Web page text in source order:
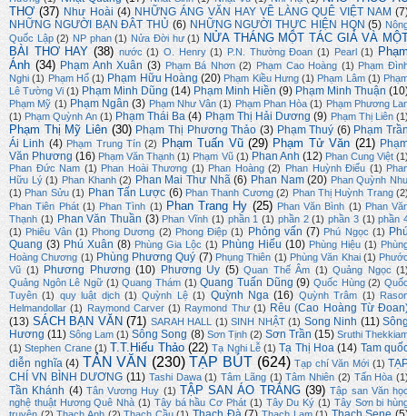
THƠ (37) Như Hoài (4) NHỮNG ÁNG VĂN HAY VỀ LÀNG QUÊ VIỆT NAM
NHỮNG NGƯỜI BẠN ĐÂT THỦ (6) NHỮNG NGƯỜI THỰC HIỆN HQN (5)
Quốc Lập (2) NP phan (1) Nửa Đời hư (1) NỬA THÁNG MỘT TÁC GIẢ VÀ
BÀI THƠ HAY (38) nước (1) O. Henry (1) P.N. Thường Đoan (1) Pearl (1)
Ánh (34) Phạm Anh Xuân (3) Phạm Bá Nhơn (2) Phạm Cao Hoàng (1) Phạm
Nghi (1) Phạm Hổ (1) Phạm Hữu Hoàng (20) Phạm Kiều Hưng (1) Phạm Lâm (1)
Lê Tường Vi (1) Phạm Minh Dũng (14) Phạm Minh Hiền (9) Phạm Minh Thuận
Phạm Mỹ (1) Phạm Ngân (3) Phạm Như Vân (1) Phạm Phan Hòa (1) Phạm Phương
(1) Phạm Quỳnh An (1) Phạm Thái Ba (4) Phạm Thị Hải Dương (9) Phạm Thị Liên
Phạm Thị Mỹ Liên (30) Phạm Thị Phương Thảo (3) Phạm Thuý (6) Phạm
Ái Linh (4) Phạm Trung Tín (2) Phạm Tuấn Vũ (29) Phạm Tử Văn (21)
Văn Phương (16) Phạm Văn Thạnh (1) Phạm Vũ (1) Phan Anh (12) Phan Cung Việt
Phan Đức Nam (1) Phan Hoài Thương (1) Phan Hoàng (2) Phan Huỳnh Điểu (1)
Hữu Lý (1) Phan Khanh (2) Phan Mai Thư Nhã (6) Phan Nam (20) Phan Quỳnh
(1) Phan Sửu (1) Phan Tấn Lược (6) Phan Thanh Cương (2) Phan Thị Huỳnh Trang
Phan Tiên Phát (1) Phan Tình (1) Phan Trang Hy (25) Phan Văn Bình (1) Phan
Thạnh (1) Phan Văn Thuần (3) Phan Vĩnh (1) phần 1 (1) phần 2 (1) phần 3 (1) phần
(1) Phiêu Vân (1) Phong Dương (2) Phong Điệp (1) Phỏng vấn (7) Phú Ngọc (1)
Quang (3) Phú Xuân (8) Phùng Gia Lộc (1) Phùng Hiếu (10) Phùng Hiệu (1)
Hoàng Chương (1) Phùng Phương Quý (7) Phụng Thiên (1) Phùng Văn Khai (1)
Vũ (1) Phương Phương (10) Phương Uy (5) Quan Thế Âm (1) Quảng Ngọc
Quảng Ngôn Lê Ngữ (1) Quang Thám (1) Quang Tuấn Dũng (9) Quốc Hùng (2)
Tuyên (1) quy luật dịch (1) Quỳnh Lệ (1) Quỳnh Nga (16) Quỳnh Trâm (1)
Helmandollar (1) Raymond Carver (1) Raymond Thư (1) Rêu (Cao Hoàng Từ
(13) SÁCH BẠN VĂN (71) SARAH HALL (1) SINH NHẬT (1) Song Ninh (11)
Hương (11) Sông Lam (1) Sông Song (8) Sơn Tịnh (2) Sơn Trần (15) Sruthi
(1) Stephen Crane (1) T.T.Hiếu Thảo (22) Tạ Nghi Lễ (1) Tạ Thị Hoa (14) Tam
diễn nghĩa (4) TẢN VĂN (230) TẠP BÚT (624) Tạp chí Văn Mới (1)
CHÍ VN BÌNH DƯƠNG (11) Tashi Dawa (1) Tâm Lãng (1) Tâm Nhiên (2) Tấn Hòa
Tần Khánh (4) Tân Vương Huy (1) TẬP SAN ÁO TRẮNG (39) Tập san Văn
nghệ thuật Hương Quê Nhà (1) Tây bá hầu Cơ Phát (1) Tây Du Ký (1) Tây Sơn bi